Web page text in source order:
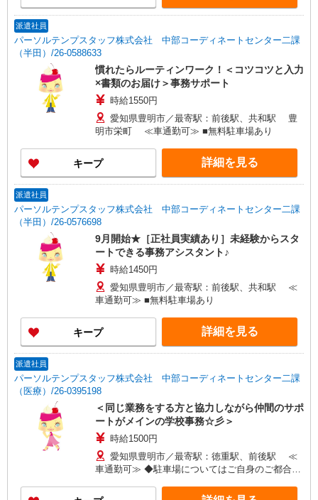
派遣社員
パーソルテンプスタッフ株式会社 中部コーディネートセンター二課
（半田）/26-0588633
慣れたらルーティンワーク！＜コツコツと入力
×書類のお届け＞事務サポート
時給1550円
愛知県豊明市／最寄駅：前後駅、共和駅 豊
明市栄町 ≪車通勤可≫ ■無料駐車場あり
キープ 詳細を見る
派遣社員
パーソルテンプスタッフ株式会社 中部コーディネートセンター二課
（半田）/26-0576698
9月開始★［正社員実績あり］未経験からスタ
ートできる事務アシスタント♪
時給1450円
愛知県豊明市／最寄駅：前後駅、共和駅 ≪
車通勤可≫ ■無料駐車場あり
キープ 詳細を見る
派遣社員
パーソルテンプスタッフ株式会社 中部コーディネートセンター二課
（医療）/26-0395198
＜同じ業務をする方と協力しながら仲間のサポ
ートがメインの学校事務☆彡＞
時給1500円
愛知県豊明市／最寄駅：徳重駅、前後駅 ≪
車通勤可≫ ◆駐車場についてはご自身のご都合に